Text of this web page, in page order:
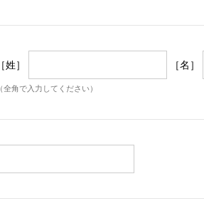
［姓］ ［名］
（全角で入力してください）